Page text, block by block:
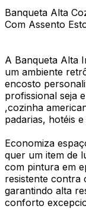
Banqueta Alta
Com Assento
A Banqueta Alta
um ambiente
encosto
profissional seja
,cozinha
padarias, hotéis
Economiza
quer um item de
com pintura em
resistente contra
garantindo alta
conforto